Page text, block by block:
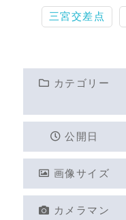
三宮交差点
カテゴリー
公開日
画像サイズ
カメラマン